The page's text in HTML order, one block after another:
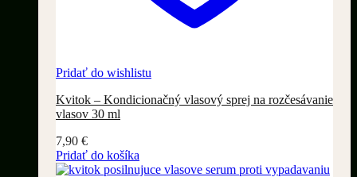
Pridať do wishlistu
Kvitok – Kondicionačný vlasový sprej na rozčesávanie
vlasov 30 ml
7,90 €
Pridať do košíka